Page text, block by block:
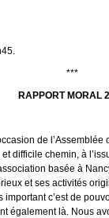
***
RAPPORT MORAL
de
difficile chemin, à
basée à
et ses activités
c’est de
également là. Nous